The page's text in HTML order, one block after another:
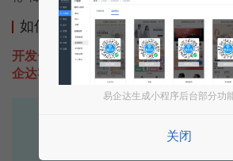
如何开发类似股票灯塔+的小程序
开发一款类似股票灯塔+的小程序不难
企达客服即可为您定制开发，免费提供
专业小程序、公众号H5 APP
易企达生成小程序后台部分功
关闭